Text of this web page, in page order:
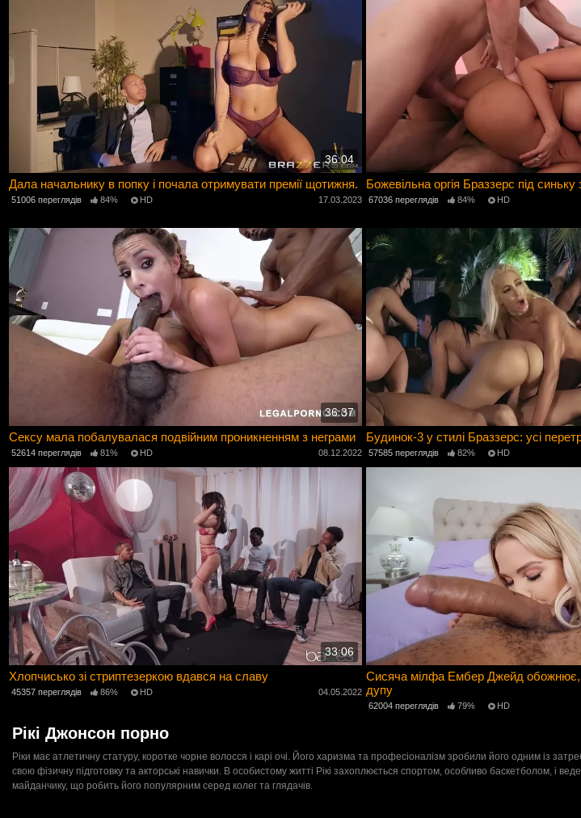
36:04
Дала начальнику в попку і почала отримувати премії щотижня.
51006 переглядів 84% HD 17.03.2023
Божевільна оргія Браззерс під
67036 переглядів 84% HD
36:37
Сексу мала побалувалася подвійним проникненням з неграми
52614 переглядів 81% HD 08.12.2022
Будинок-3 у стилі Браззерс: усі
57585 переглядів 82% HD
33:06
Хлопчисько зі стриптезеркою вдався на славу
45357 переглядів 86% HD 04.05.2022
Сисяча мілфа Ембер Джейд обожнює,
дупу
62004 переглядів 79% HD
Рікі Джонсон порно
Ріки має атлетичну статуру, коротке чорне волосся і карі очі. Його харизма та професіоналізм зробили його одним із
свою фізичну підготовку та акторські навички. В особистому житті Рікі захоплюється спортом, особливо баскетболом, і
майданчику, що робить його популярним серед колег та глядачів.